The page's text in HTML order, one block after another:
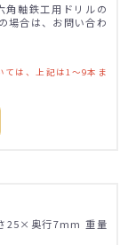
角軸鉄工用ドリルの
場合は、お問い合わ
は、上記は1～9本ま
25×奥行7mm 重量